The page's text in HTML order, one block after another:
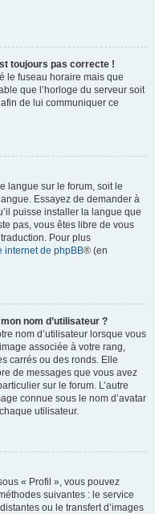
toujours pas correcte !
le fuseau horaire mais que
que l’horloge du serveur soit
de lui communiquer ce
langue sur le forum, soit le
Essayez de demander à
puisse installer la langue que
pas, vous êtes libre de vous
Pour plus
internet de phpBB® (en
nom d’utilisateur ?
nom d’utilisateur lorsque vous
associée à votre rang,
carrés ou des ronds. Elle
de messages que vous avez
sur le forum. L’autre
connue sous le nom d’avatar
utilisateur.
« Profil », vous pouvez
suivantes : le service
ou le transfert d’images